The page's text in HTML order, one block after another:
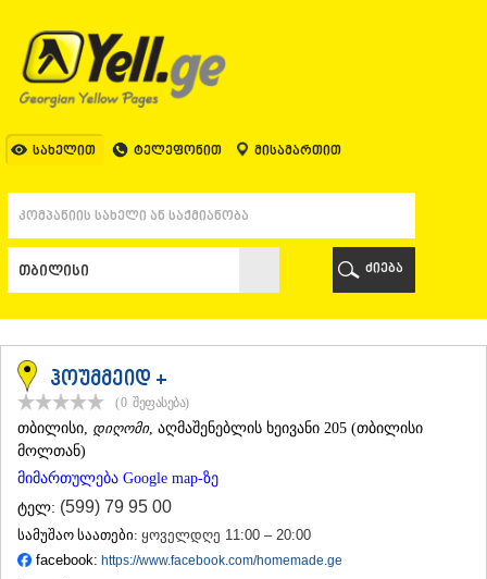
სახელით ტელეფონით მისამართით
ᲗᲑᲘᲚᲘᲡᲘ
ᲗᲑᲘᲚᲘᲡᲘ
ᲐᲤᲮᲐᲖᲔᲗᲘ
ᲒᲐᲚᲘ
ᲑᲐᲗᲣᲛᲘ
ᲥᲝᲑᲣᲚᲔᲗᲘ
ᲨᲣᲐᲮᲔᲕᲘ
ᲩᲐᲥᲕᲘ
ᲝᲖᲣᲠᲒᲔᲗᲘ
ᲩᲝᲮᲐᲢᲐᲣᲠᲘ
ᲣᲠᲔᲙᲘ
ᲘᲛᲔᲠᲔᲗᲘ
ᲑᲐᲦᲓᲐᲗᲘ
ᲕᲐᲜᲘ
ᲖᲔᲡᲢᲐᲤᲝᲜᲘ
ᲗᲔᲠᲯᲝᲚᲐ
ᲡᲐᲛᲢᲠᲔᲓᲘᲐ
ᲡᲐᲩᲮᲔᲠᲔ
ᲢᲧᲘᲑᲣᲚᲘ
ძიება
ჰოუმმეიდ +
(0 შეფასება)
ᲗᲑᲘᲚᲘᲡᲘ, დიღომი, აღმაშენებლის ხეივანი 205 (თბილისი
მოლთან)
მიმართულება Google map-ზე
ტელ: (599) 79 95 00
სამუშაო საათები: ყოველდღე 11:00 – 20:00
facebook: https://www.facebook.com/homemade.ge